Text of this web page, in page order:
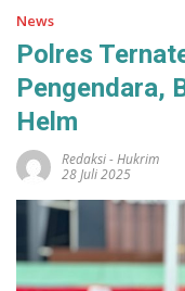
News
Polres
Pengendara,
Helm
Redaksi-Hukrim
28 Juli 2025